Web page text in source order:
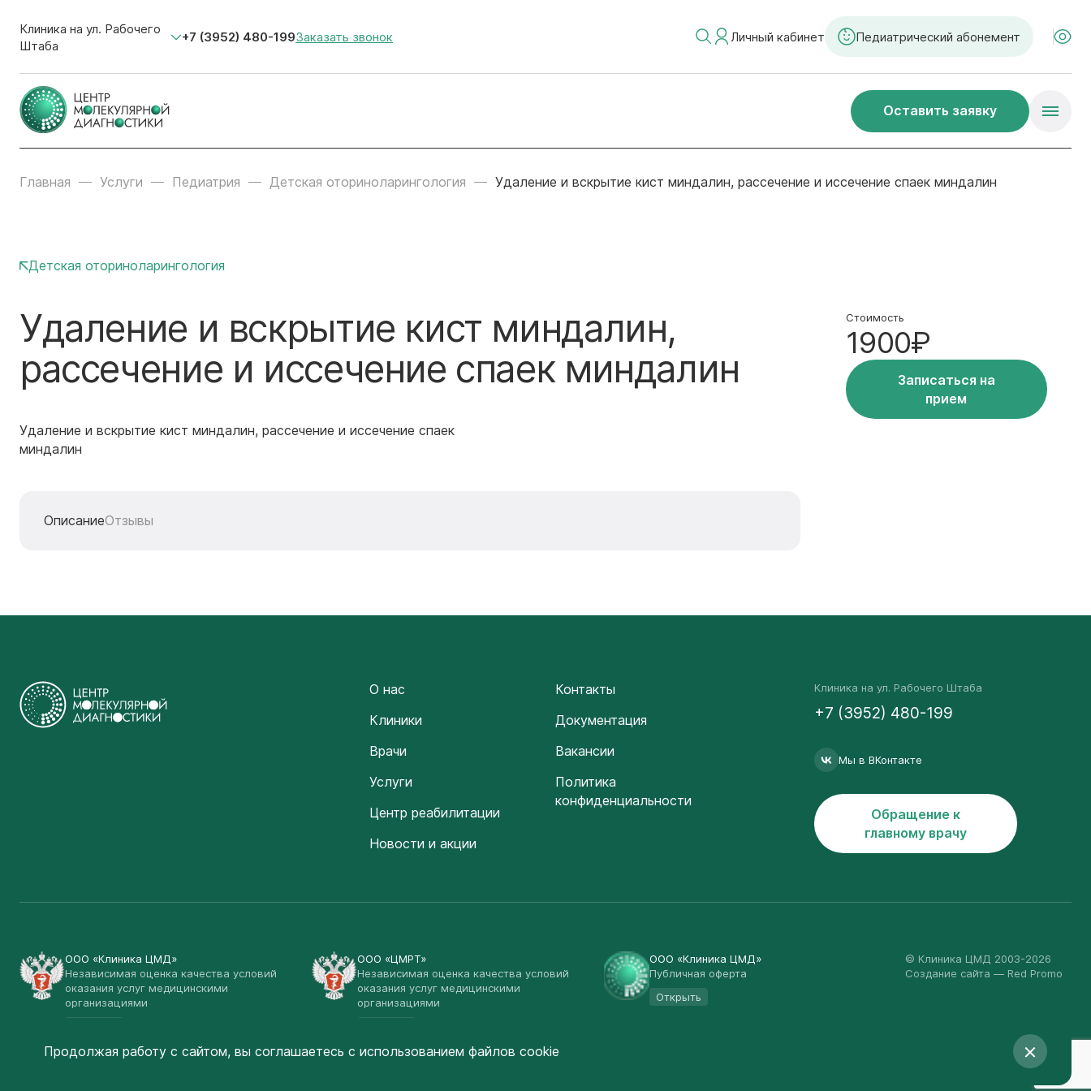
Клиника на ул. Рабочего
Штаба
+7 (3952) 480-199Заказать звонок Личный кабинет Педиатрический абонемент
Оставить заявку
Главная Услуги Педиатрия Детская оториноларингология Удаление и вскрытие кист миндалин, рассечение и иссечение спаек миндалин
Детская оториноларингология
Удаление и вскрытие кист миндалин,
рассечение и иссечение спаек миндалин
Удаление и вскрытие кист миндалин, рассечение и иссечение спаек
миндалин
ОписаниеОтзывы
Стоимость
1900₽
Записаться на
прием
О нас
Клиники
Врачи
Услуги
Центр реабилитации
Новости и акции
Контакты
Документация
Вакансии
Политика
конфиденциальности
Клиника на ул. Рабочего Штаба
+7 (3952) 480-199
Мы в ВКонтакте
Обращение к
главному врачу
ООО «Клиника ЦМД»
Независимая оценка качества условий
оказания услуг медицинскими
организациями
ООО «ЦМРТ»
Независимая оценка качества условий
оказания услуг медицинскими
организациями
ООО «Клиника ЦМД»
Публичная оферта
Открыть
© Клиника ЦМД 2003-2026
Создание сайта — Red Promo
Продолжая работу с сайтом, вы соглашаетесь с использованием файлов cookie